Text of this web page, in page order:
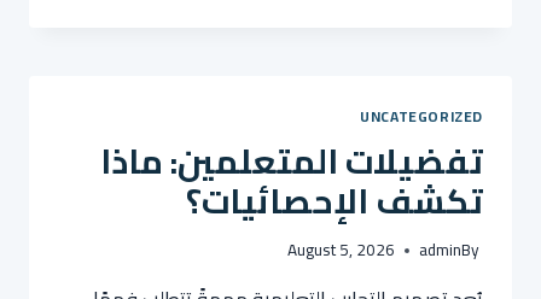
لعام
رؤى
من
تقريرنا
الصناعي
UNCATEGORIZED
تفضيلات المتعلمين: ماذا
تكشف الإحصائيات؟
By
admin
August 5, 2026